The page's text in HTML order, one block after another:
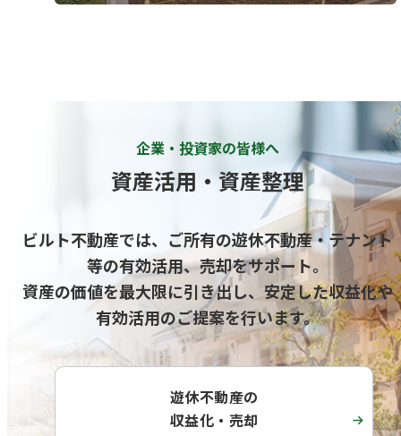
企業・投資家の皆様へ
資産活用・資産整理
ビルト不動産では、ご所有の遊休不動産・テナント
等の有効活用、売却をサポート。
資産の価値を最大限に引き出し、安定した収益化や
有効活用のご提案を行います。
遊休不動産の
収益化・売却